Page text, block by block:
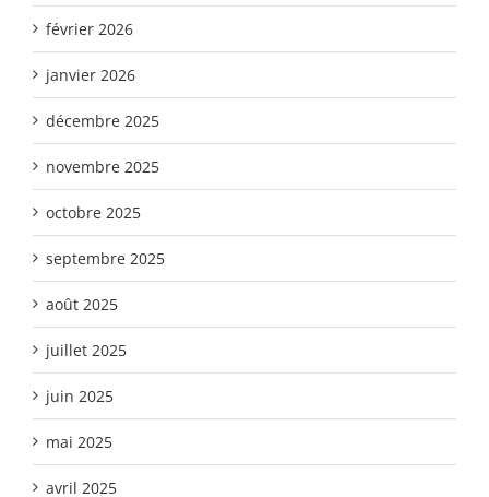
février 2026
janvier 2026
décembre 2025
novembre 2025
octobre 2025
septembre 2025
août 2025
juillet 2025
juin 2025
mai 2025
avril 2025